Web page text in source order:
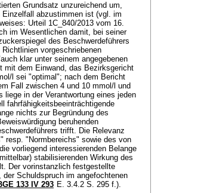
Grundsatz unzureichend um,
Einzelfall abzustimmen ist (vgl. im
Urteil 1C_840/2013 vom 16.
im Wesentlichen damit, bei seiner
des Beschwerdeführers
vorgeschriebenen
klar unter seinem angegebenen
mit dem Einwand, das Bezirksgericht
l sei "optimal"; nach dem Bericht
Fall zwischen 4 und 10 mmol/l und
in der Verantwortung eines jeden
fahrfähigkeitsbeeinträchtigende
nichts zur Begründung des
beruhenden
trifft. Die Relevanz
resp. "Normbereichs" sowie des von
vorliegend interessierenden Belange
stabilisierenden Wirkung des
Der vorinstanzlich festgestellte
Schuldspruch im angefochtenen
133 IV 293 E. 3.4.2 S. 295 f.).